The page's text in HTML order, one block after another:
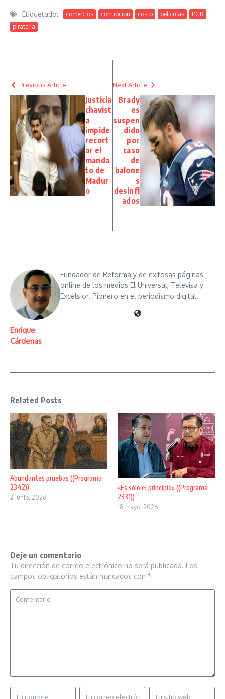
Etiquetado: comercios corrupcion costo peliculas
PGR
pirateria
Previous Article
Justicia
chavist
a
impide
recort
ar el
manda
to de
Madur
o
Next Article
Brady
es
suspen
dido
por
caso
de
balone
s
desinfl
ados
Enrique
Cárdenas
Fundador de Reforma y de exitosas páginas
online de los medios El Universal, Televisa y
Excélsior. Pionero en el periodismo digital.
Related Posts
Abundantes pruebas ((Programa
2342))
2 junio, 2026
«Es sólo el principio» ((Programa
2331))
18 mayo, 2026
Deje un comentario
Tu dirección de correo electrónico no será publicada. Los
campos obligatorios están marcados con *